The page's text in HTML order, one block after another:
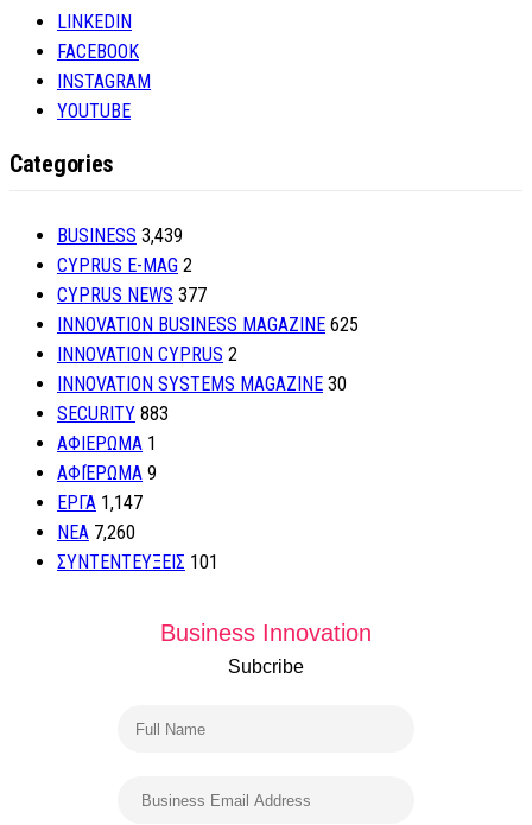
LINKEDIN
FACEBOOK
INSTAGRAM
YOUTUBE
Categories
BUSINESS 3,439
CYPRUS E-MAG 2
CYPRUS NEWS 377
INNOVATION BUSINESS MAGAZINE 625
INNOVATION CYPRUS 2
INNOVATION SYSTEMS MAGAZINE 30
SECURITY 883
ΑΦΙΕΡΩΜΑ 1
ΑΦΙΈΡΩΜΑ 9
ΕΡΓΑ 1,147
ΝΕΑ 7,260
ΣΥΝΤΕΝΤΕΥΞΕΙΣ 101
Business Innovation
Subcribe